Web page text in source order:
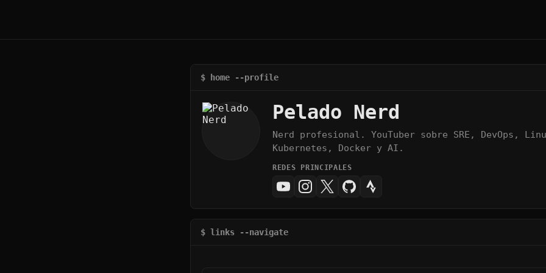
$ home --profile
Pelado Nerd
Nerd profesional. YouTuber sobre SRE, DevOps,
Kubernetes, Docker y AI.
REDES PRINCIPALES
$ links --navigate